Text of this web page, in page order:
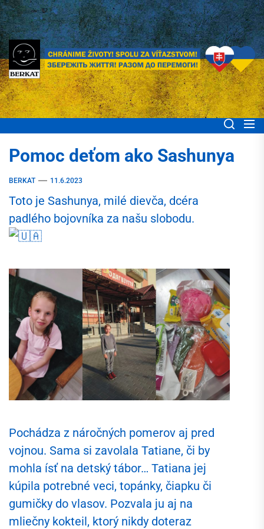
Skip
to
the
content
BERKAT Spoločne
pomáhame ľuďom
Ukrajiny
Chránime životy! Spolu za víťazstvom! Збережіть життя! Разом до
перемоги!
Pomoc deťom ako Sashunya
BERKAT 11.6.2023
Toto je Sashunya, milé dievča, dcéra
padlého bojovníka za našu slobodu.
Pochádza z náročných pomerov aj pred
vojnou. Sama si zavolala Tatiane, či by
mohla ísť na detský tábor… Tatiana jej
kúpila potrebné veci, topánky, čiapku či
gumičky do vlasov. Pozvala ju aj na
mliečny kokteil, ktorý nikdy doteraz